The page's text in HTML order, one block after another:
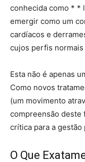
conhecida como * *
emergir como um
cardíacos e
cujos perfis
Esta não é apenas
Como novos
(um movimento
compreensão deste
crítica para a
O Que